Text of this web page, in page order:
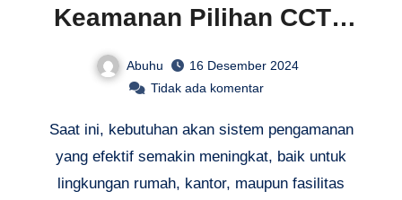
Keamanan Pilihan CCTV
Abuhu
16 Desember 2024
Tidak ada komentar
Saat ini, kebutuhan akan sistem pengamanan
yang efektif semakin meningkat, baik untuk
lingkungan rumah, kantor, maupun fasilitas